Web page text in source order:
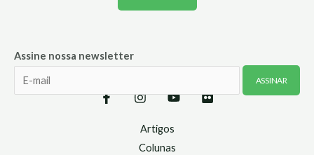
Assine nossa newsletter
Artigos
Colunas